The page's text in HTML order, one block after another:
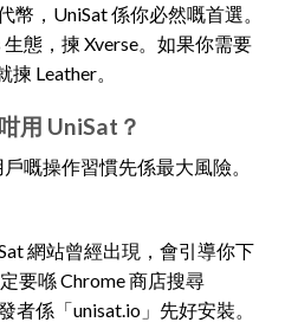
幣，UniSat 係你必然嘅首選。
態，揀 Xverse。如果你需要
Leather。
用 UniSat？
嘅操作習慣先係最大風險。
網站曾經出現，會引導你下
要喺 Chrome 商店搜尋
者係「unisat.io」先好安裝。